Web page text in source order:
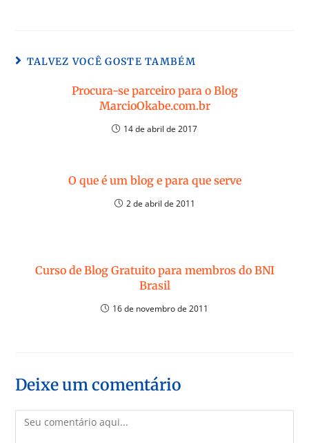
TALVEZ VOCÊ GOSTE TAMBÉM
Procura-se parceiro para o Blog
MarcioOkabe.com.br
14 de abril de 2017
O que é um blog e para que serve
2 de abril de 2011
Curso de Blog Gratuito para membros do BNI
Brasil
16 de novembro de 2011
Deixe um comentário